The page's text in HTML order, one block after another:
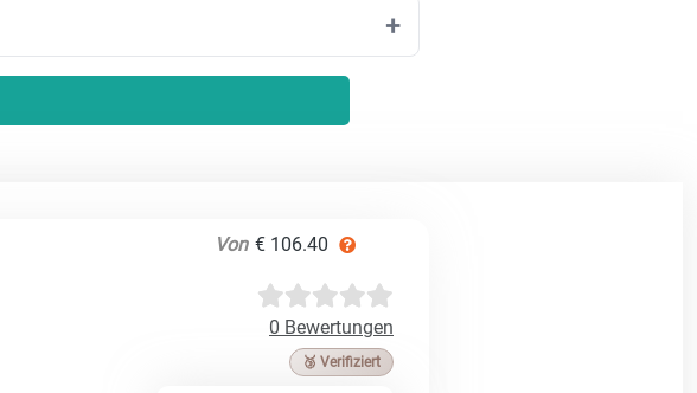
Von € 106.40
0 Bewertungen
🥉 Verifiziert